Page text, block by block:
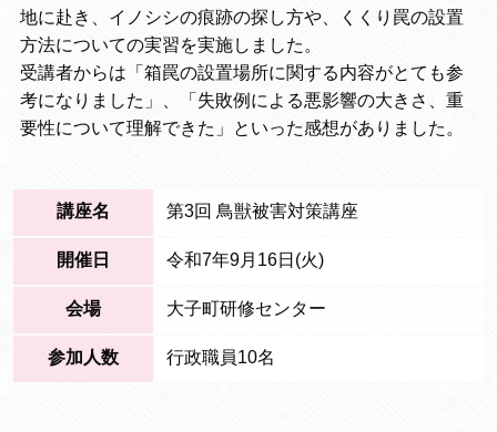
地に赴き、イノシシの痕跡の探し方や、くくり罠の設置
方法についての実習を実施しました。
受講者からは「箱罠の設置場所に関する内容がとても参
考になりました」、「失敗例による悪影響の大きさ、重
要性について理解できた」といった感想がありました。
講座名 第3回 鳥獣被害対策講座
開催日 令和7年9月16日(火)
会場 大子町研修センター
参加人数 行政職員10名